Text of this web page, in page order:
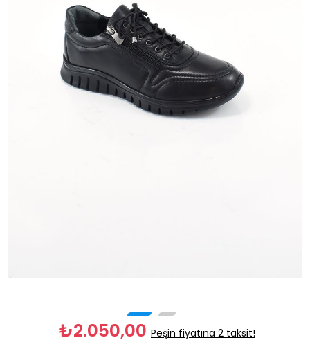
₺2.050,00 Peşin fiyatına 2 taksit!